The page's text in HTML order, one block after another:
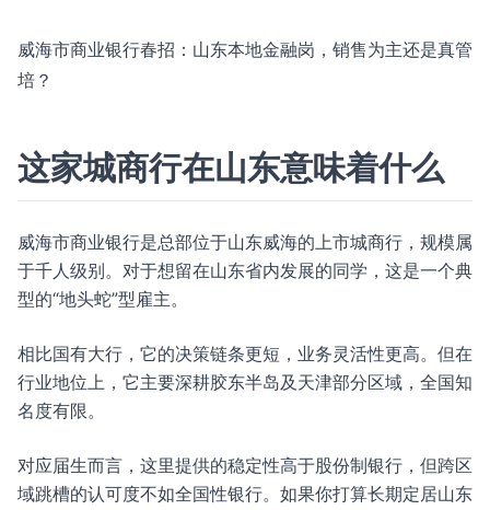
威海市商业银行春招：山东本地金融岗，销售为主还是真管
培？
这家城商行在山东意味着什么
威海市商业银行是总部位于山东威海的上市城商行，规模属
于千人级别。对于想留在山东省内发展的同学，这是一个典
型的“地头蛇”型雇主。
相比国有大行，它的决策链条更短，业务灵活性更高。但在
行业地位上，它主要深耕胶东半岛及天津部分区域，全国知
名度有限。
对应届生而言，这里提供的稳定性高于股份制银行，但跨区
域跳槽的认可度不如全国性银行。如果你打算长期定居山东